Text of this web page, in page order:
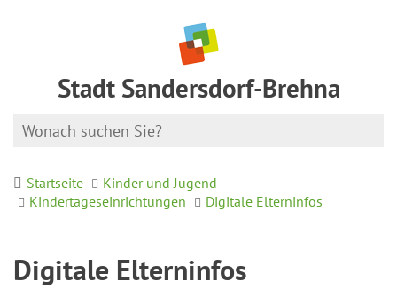
Stadt Sandersdorf-Brehna
Startseite
Kinder und Jugend
Kindertageseinrichtungen
Digitale Elterninfos
Digitale Elterninfos